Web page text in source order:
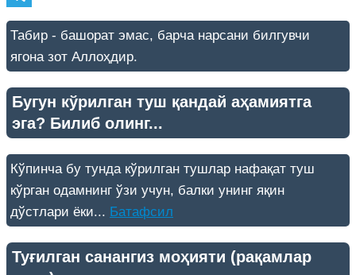
Telegram
Табир - башорат эмас, барча нарсани билгувчи
ягона зот Аллоҳдир.
Бугун кўрилган туш қандай аҳамиятга
эга? Билиб олинг...
Кўпинча бу тунда кўрилган тушлар нафақат туш
кўрган одамнинг ўзи учун, балки унинг яқин
дўстлари ёки... Батафсил
Туғилган санангиз моҳияти (рақамлар